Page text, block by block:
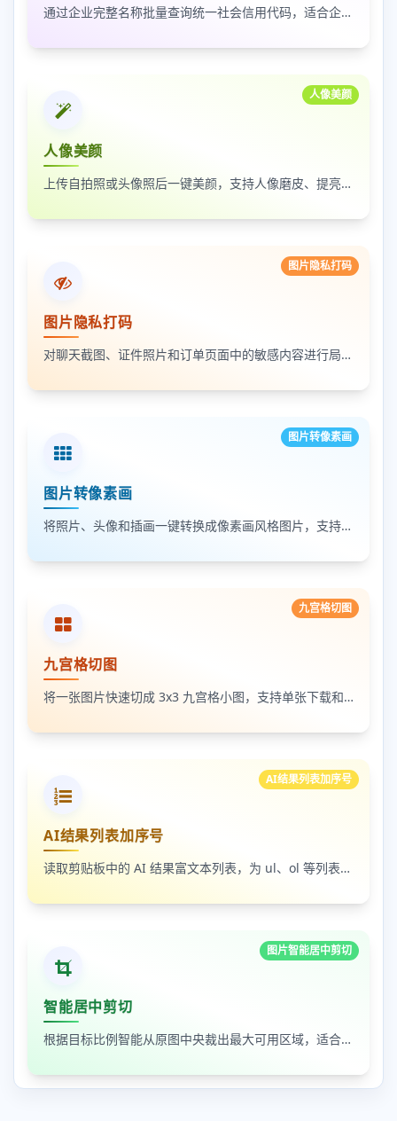
通过企业完整名称批量查询统一社会信用代码，适合企业资料整理、名单核验和工商信息匹配
人像美颜
人像美颜
上传自拍照或头像照后一键美颜，支持人像磨皮、提亮和美颜强度调节，适合人物照片快速优化
图片隐私打码
图片隐私打码
对聊天截图、证件照片和订单页面中的敏感内容进行局部打码，支持多次框选和重复处理
图片转像素画
图片转像素画
将照片、头像和插画一键转换成像素画风格图片，支持调节像素颗粒度、输出倍率和导出格式
九宫格切图
九宫格切图
将一张图片快速切成 3x3 九宫格小图，支持单张下载和 ZIP 打包下载
AI结果列表加序号
AI结果列表加序号
读取剪贴板中的 AI 结果富文本列表，为 ul、ol 等列表自动补 1-N 序号，支持富文本和纯文本输出
图片智能居中剪切
智能居中剪切
根据目标比例智能从原图中央裁出最大可用区域，适合封面图、缩略图和平台尺寸适配